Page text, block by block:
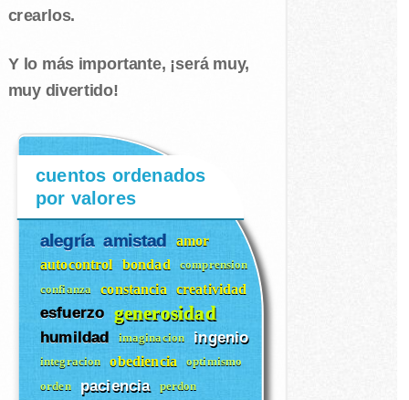
crearlos.
Y lo más importante, ¡será muy,
muy divertido!
cuentos ordenados
por valores
alegría amistad amor
autocontrol bondad comprension
confianza constancia creatividad
esfuerzo generosidad
humildad imaginacion ingenio
integracion obediencia
optimismo
orden
paciencia perdon